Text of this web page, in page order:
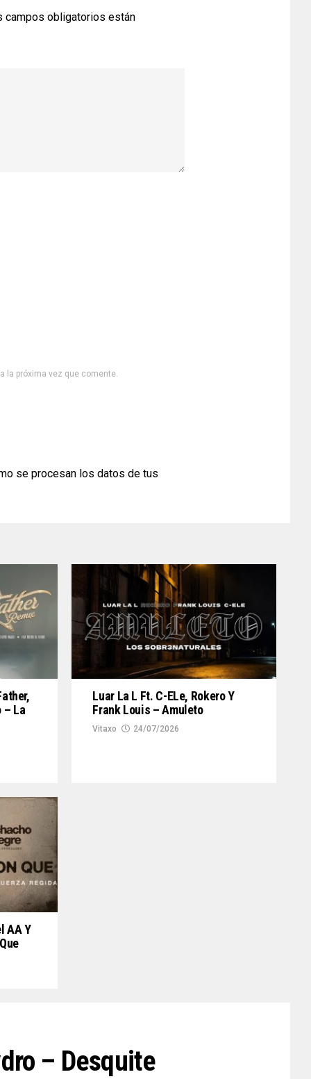
campos obligatorios están
la próxima vez que comente.
se procesan los datos de tus
– La
Luar La L Ft. C-ELe, Rokero Y
Frank Louis – Amuleto
Vitaxo 24/07/2026
AA Y
– Desquite